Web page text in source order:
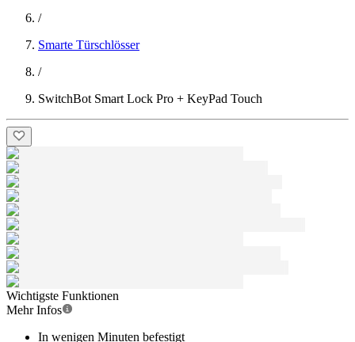
/
Smarte Türschlösser
/
SwitchBot Smart Lock Pro + KeyPad Touch
Wichtigste Funktionen
Mehr Infos
In wenigen Minuten befestigt